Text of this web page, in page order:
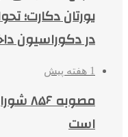
یورتان دکارت؛
در دکوراسیون
1 هفته پیش
مصوبه
است